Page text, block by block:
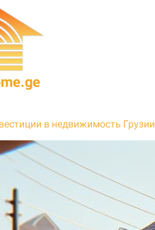
в недвижимость Грузии